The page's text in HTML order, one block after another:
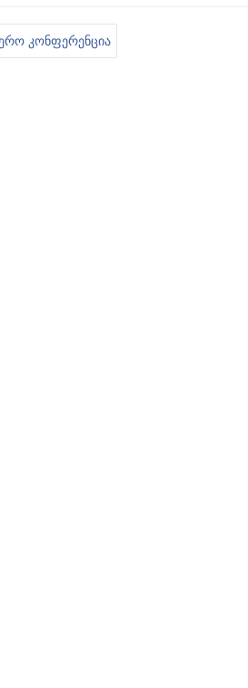
კონფერენცია